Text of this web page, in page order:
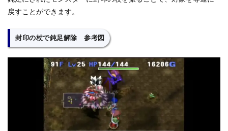
戻すことができます。
封印の杖で鈍足解除 参考図